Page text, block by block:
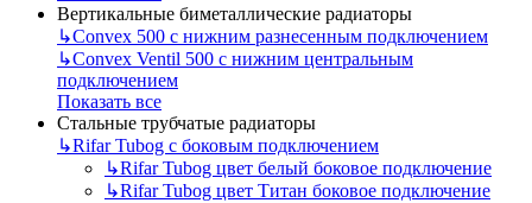
Вертикальные биметаллические радиаторы
↳Convex 500 с нижним разнесенным подключением
↳Convex Ventil 500 с нижним центральным
подключением
Показать все
Стальные трубчатые радиаторы
↳Rifar Tubog с боковым подключением
↳Rifar Tubog цвет белый боковое подключение
↳Rifar Tubog цвет Титан боковое подключение